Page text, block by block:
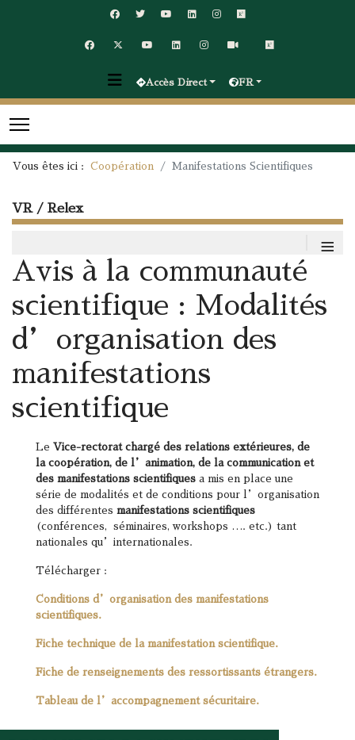
Accès Direct FR
Vous êtes ici : Coopération Manifestations Scientifiques
VR / Relex
≡
Avis à la communauté
scientifique : Modalités
d’organisation des
manifestations
scientifique
Le Vice-rectorat chargé des relations extérieures, de
la coopération, de l’animation, de la communication et
des manifestations scientifiques a mis en place une
série de modalités et de conditions pour l’organisation
des différentes manifestations scientifiques
(conférences, séminaires, workshops …. etc.) tant
nationales qu’internationales.
Télécharger :
Conditions d’organisation des manifestations
scientifiques.
Fiche technique de la manifestation scientifique.
Fiche de renseignements des ressortissants étrangers.
Tableau de l’accompagnement sécuritaire.